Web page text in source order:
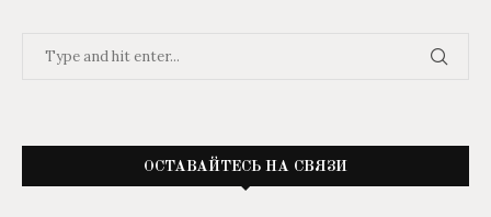
ОСТАВАЙТЕСЬ НА СВЯЗИ